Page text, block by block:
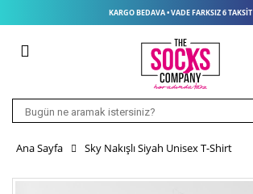
KARGO BEDAVA • VADE FARKSIZ 6 TAKSIT
Ana Sayfa Sky Nakışlı Siyah Unisex T-Shirt